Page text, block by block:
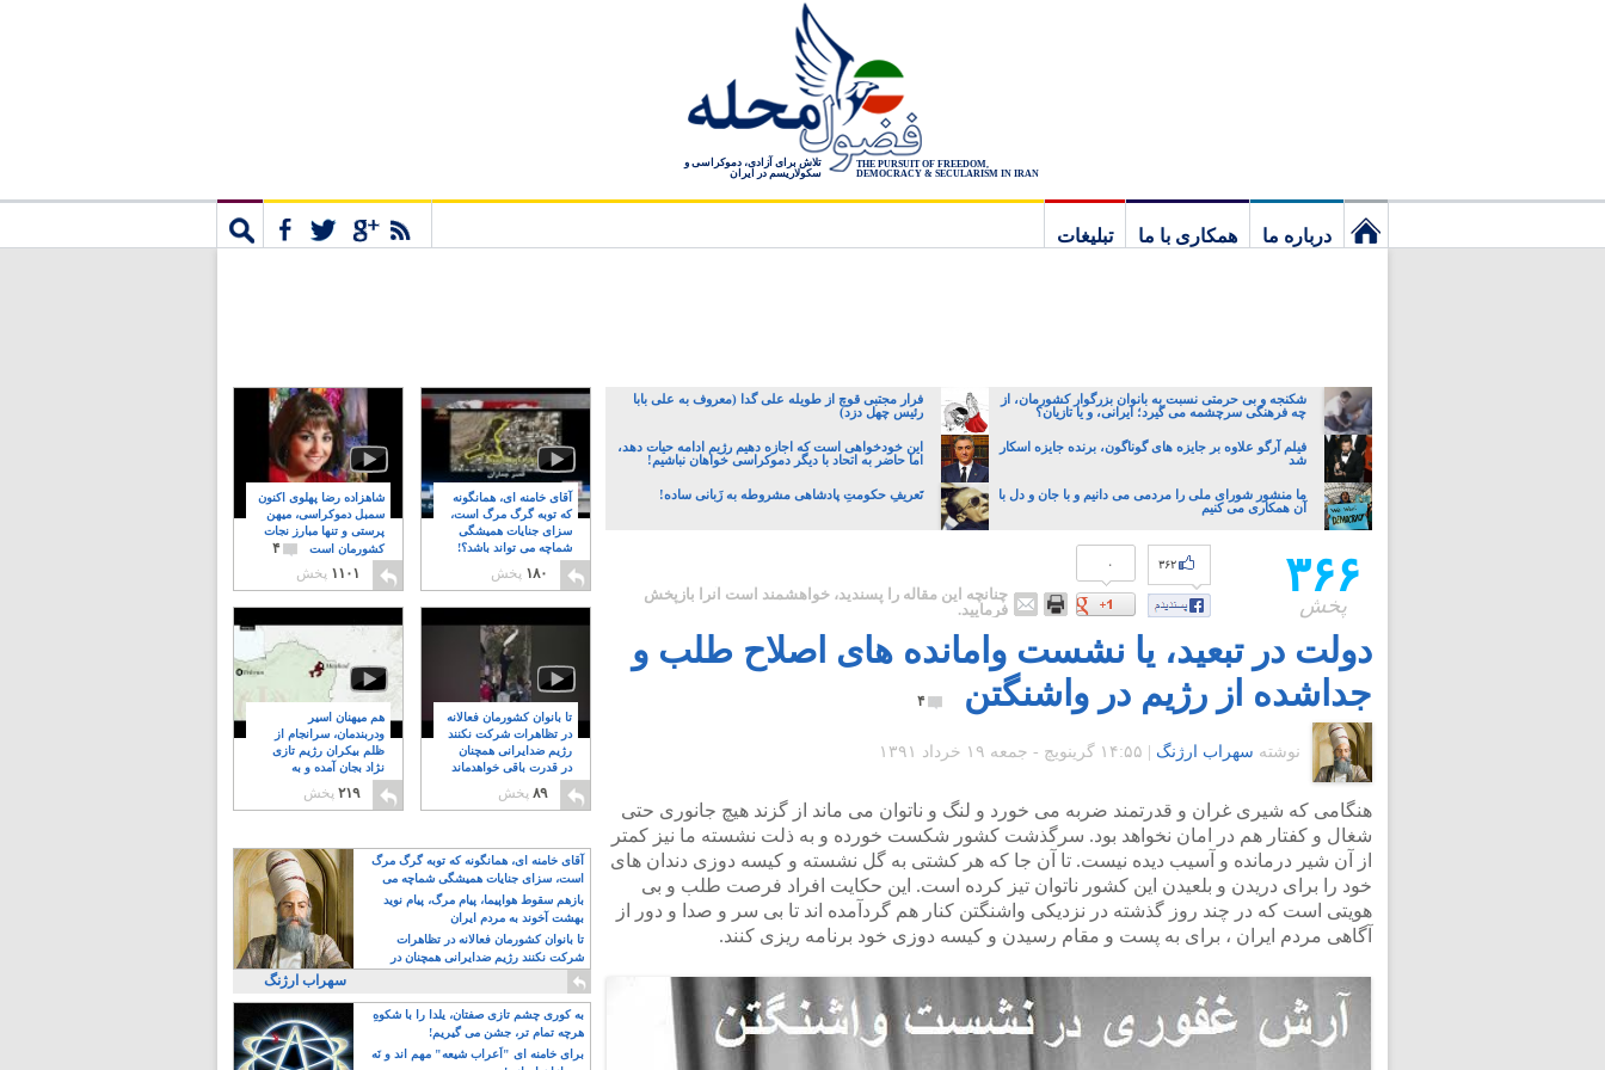
THE PURSUIT OF FREEDOM,
DEMOCRACY & SECULARISM IN IRAN
تلاش برای آزادی، دموکراسی و
سکولاریسم در ایران
درباره ما همکاری با ما
تبلیغات
شکنجه و بی حرمتی نسبت به بانوان بزرگوار کشورمان، از
چه فرهنگی سرچشمه می گیرد؛ ایرانی، و یا تازیان؟
فرار مجتبی قوچ از طویله علی گدا (معروف به علی بابا
رئیس چهل دزد)
فیلم آرگو علاوه بر جایزه های گوناگون، برنده جایزه اسکار
شد
این خودخواهی است که اجازه دهیم رژیم ادامه حیات دهد،
اما حاضر به اتحاد با دیگر دموکراسی خواهان نباشیم!
ما منشور شورای ملی را مردمی می دانیم و با جان و دل با
آن همکاری می کنیم
تَعریفِ حکومتِ پادشاهی مشروطه به زَبانی ساده!
۳۶۶
پخش
۰ ۳۶۲
چنانچه این مقاله را پسندید، خواهشمند است آنرا بازپخش
فرمایید.
دولت در تبعید، یا نشست وامانده های اصلاح طلب و
جداشده از رژیم در واشنگتن
۴
نوشته سهراب ارژنگ ۱۴:۵۵ گرينويچ - جمعه ۱۹ خرداد ۱۳۹۱
هنگامی که شیری غران و قدرتمند ضربه می خورد و لنگ و ناتوان می ماند از گزند هیچ جانوری حتی
شغال و کفتار هم در امان نخواهد بود. سرگذشت کشور شکست خورده و به ذلت نشسته ما نیز کمتر
از آن شیر درمانده و آسیب دیده نیست. تا آن جا که هر کشتی به گل نشسته و کیسه دوزی دندان های
خود را برای دریدن و بلعیدن این کشور ناتوان تیز کرده است. این حکایت افراد فرصت طلب و بی
هویتی است که در چند روز گذشته در نزدیکی واشنگتن کنار هم گردآمده اند تا بی سر و صدا و دور از
آگاهی مردم ایران ، برای به پست و مقام رسیدن و کیسه دوزی خود برنامه ریزی کنند.
شاهزاده رضا پهلوی اکنون
سمبل دموکراسی، میهن
پرستی و تنها مبارز نجات
کشورمان است
۴
۱۱۰۱ پخش
آقای خامنه ای، همانگونه
که توبه گرگ مرگ است،
سزای جنایات همیشگی
شماچه می تواند باشد؟!
۸
۱۸۰ پخش
هم میهنان اسیر
ودربندمان، سرانجام از
ظلم بیکران رژیم تازی
نژاد بجان آمده و به
۲۱۹ پخش
تا بانوان کشورمان فعالانه
در تظاهرات شرکت نکنند
رژیم ضدایرانی همچنان
در قدرت باقی خواهدماند
۸
۸۹ پخش
آقای خامنه ای، همانگونه که توبه گرگ مرگ
است، سزای جنایات همیشگی شماچه می
تواند باشد؟!
بازهم سقوط هواپیما، پیام مرگ، پیام نوید
بهشت آخوند به مردم ایران
تا بانوان کشورمان فعالانه در تظاهرات
شرکت نکنند رژیم ضدایرانی همچنان در
قدرت باقی خواهدماند
سهراب ارژنگ
به کوری چشم تازی صفتان، یلدا را با شکوهِ
هرچه تمام تر، جشن می گیریم!
برای خامنه ای "اَعراب شیعه" مهم اند و نَه